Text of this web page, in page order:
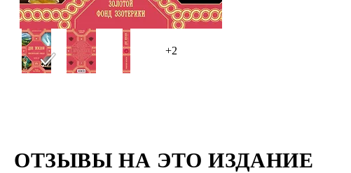
+2
ОТЗЫВЫ НА ЭТО ИЗДАНИЕ